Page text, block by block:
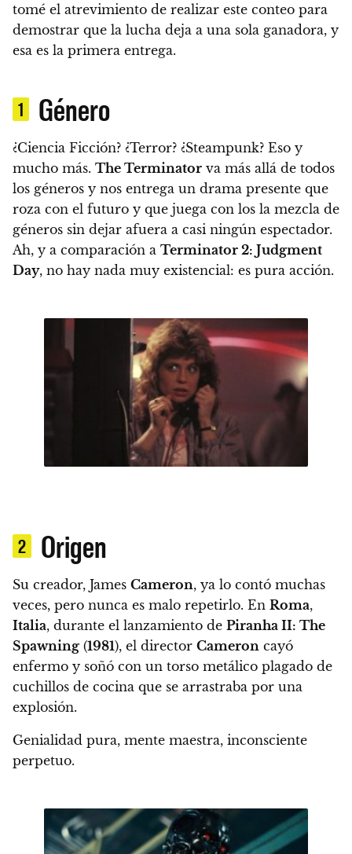
tomé el atrevimiento de realizar este conteo para
demostrar que la lucha deja a una sola ganadora, y
esa es la primera entrega.
1 Género
¿Ciencia Ficción? ¿Terror? ¿Steampunk? Eso y
mucho más. The Terminator va más allá de todos
los géneros y nos entrega un drama presente que
roza con el futuro y que juega con los la mezcla de
géneros sin dejar afuera a casi ningún espectador.
Ah, y a comparación a Terminator 2: Judgment
Day, no hay nada muy existencial: es pura acción.
2 Origen
Su creador, James Cameron, ya lo contó muchas
veces, pero nunca es malo repetirlo. En Roma,
Italia, durante el lanzamiento de Piranha II: The
Spawning (1981), el director Cameron cayó
enfermo y soñó con un torso metálico plagado de
cuchillos de cocina que se arrastraba por una
explosión.
Genialidad pura, mente maestra, inconsciente
perpetuo.